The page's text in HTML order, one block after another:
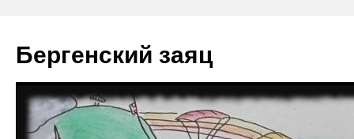
содержимому
Бергенский заяц